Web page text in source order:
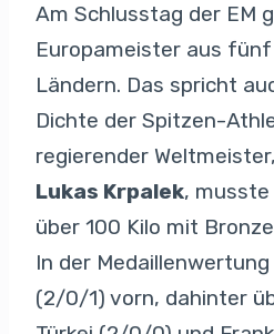
Am Schlusstag der EM
Europameister aus
Ländern. Das spricht
Dichte der Spitzen-
regierender
Lukas Krpalek, musste
über 100 Kilo mit
In der
(2/0/1) vorn, dahinter